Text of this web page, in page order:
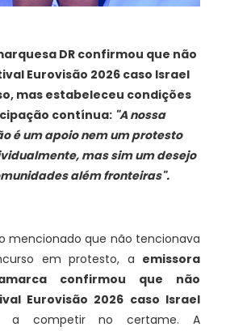
DR confirmou que não
Eurovisão 2026 caso Israel
mas estabeleceu condições
contínua: "A nossa
é um apoio nem um protesto
mas sim um desejo
além fronteiras".
mencionado que não tencionava
em protesto, a emissora
confirmou que não
Eurovisão 2026 caso Israel
a competir no certame. A